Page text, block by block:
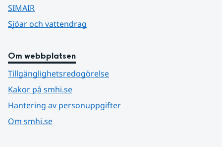
SIMAIR
Sjöar och vattendrag
Om webbplatsen
Tillgänglighetsredogörelse
Kakor på smhi.se
Hantering av personuppgifter
Om smhi.se